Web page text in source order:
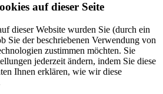
auf dieser Seite
dieser Website wurden Sie (durch ein
Sie der beschriebenen Verwendung von
zustimmen möchten. Sie
jederzeit ändern, indem Sie diese
Ihnen erklären, wie wir diese